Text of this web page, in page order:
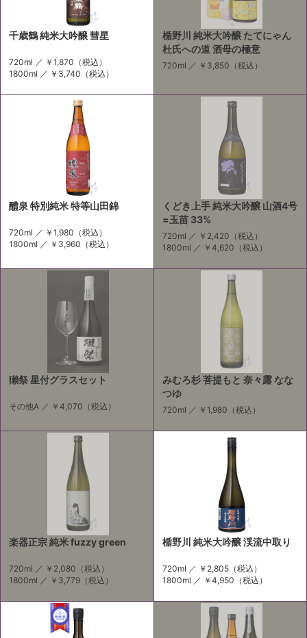
千歳鶴 純米大吟醸 彗星
720ml ／ ￥1,870 （税込）
1800ml ／ ￥3,740 （税込）
楯野川 純米大吟醸 たてにゃん
杜氏への道 酒母の極意
720ml ／ ￥3,850 （税込）
醴泉 特別純米 特等山田錦
720ml ／ ￥1,980 （税込）
1800ml ／ ￥3,960 （税込）
くどき上手 純米大吟醸 山酒4号
=玉苗 33%
720ml ／ ￥2,420 （税込）
1800ml ／ ￥4,620 （税込）
獺祭 星付グラスセット
その他A ／ ￥4,070 （税込）
みむろ杉 菩提もと 奈々露 なな
つゆ
720ml ／ ￥1,980 （税込）
楽器正宗 純米 fuzzy green
720ml ／ ￥2,080 （税込）
1800ml ／ ￥3,779 （税込）
楯野川 純米大吟醸 渓流中取り
720ml ／ ￥2,805（税込）
1800ml ／ ￥4,950 （税込）